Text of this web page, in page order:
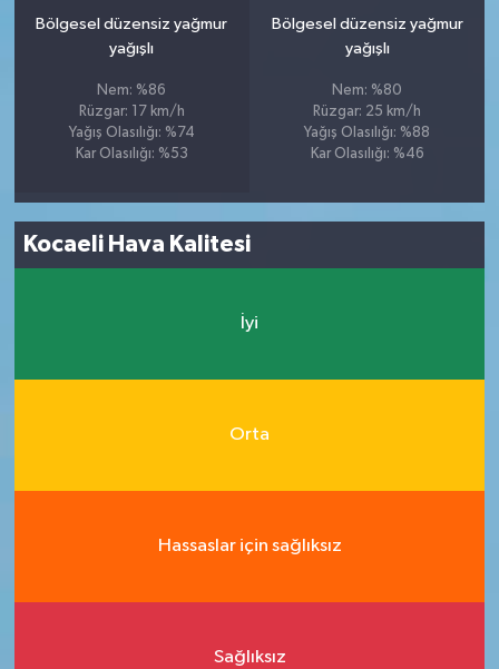
Bölgesel düzensiz yağmur
yağışlı
Nem: %86
Rüzgar: 17 km/h
Yağış Olasılığı: %74
Kar Olasılığı: %53
Bölgesel düzensiz yağmur
yağışlı
Nem: %80
Rüzgar: 25 km/h
Yağış Olasılığı: %88
Kar Olasılığı: %46
Kocaeli Hava Kalitesi
İyi
Orta
Hassaslar için sağlıksız
Sağlıksız